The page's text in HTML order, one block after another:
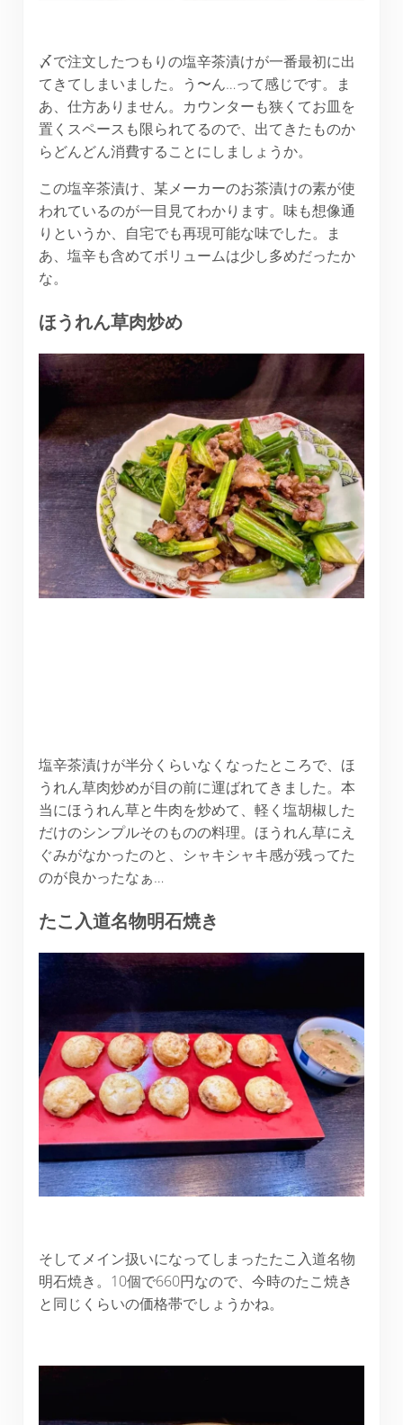
〆で注文したつもりの塩辛茶漬けが一番最初に出
てきてしまいました。う〜ん…って感じです。ま
あ、仕方ありません。カウンターも狭くてお皿を
置くスペースも限られてるので、出てきたものか
らどんどん消費することにしましょうか。
この塩辛茶漬け、某メーカーのお茶漬けの素が使
われているのが一目見てわかります。味も想像通
りというか、自宅でも再現可能な味でした。ま
あ、塩辛も含めてボリュームは少し多めだったか
な。
ほうれん草肉炒め
塩辛茶漬けが半分くらいなくなったところで、ほ
うれん草肉炒めが目の前に運ばれてきました。本
当にほうれん草と牛肉を炒めて、軽く塩胡椒した
だけのシンプルそのものの料理。ほうれん草にえ
ぐみがなかったのと、シャキシャキ感が残ってた
のが良かったなぁ…
たこ入道名物明石焼き
そしてメイン扱いになってしまったたこ入道名物
明石焼き。10個で660円なので、今時のたこ焼き
と同じくらいの価格帯でしょうかね。